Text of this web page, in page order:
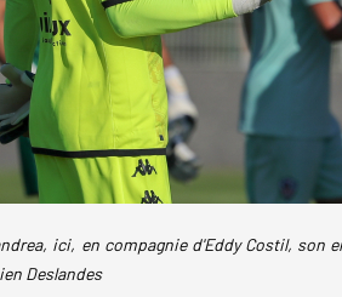
ici, en compagnie d'Eddy Costil,
Deslandes